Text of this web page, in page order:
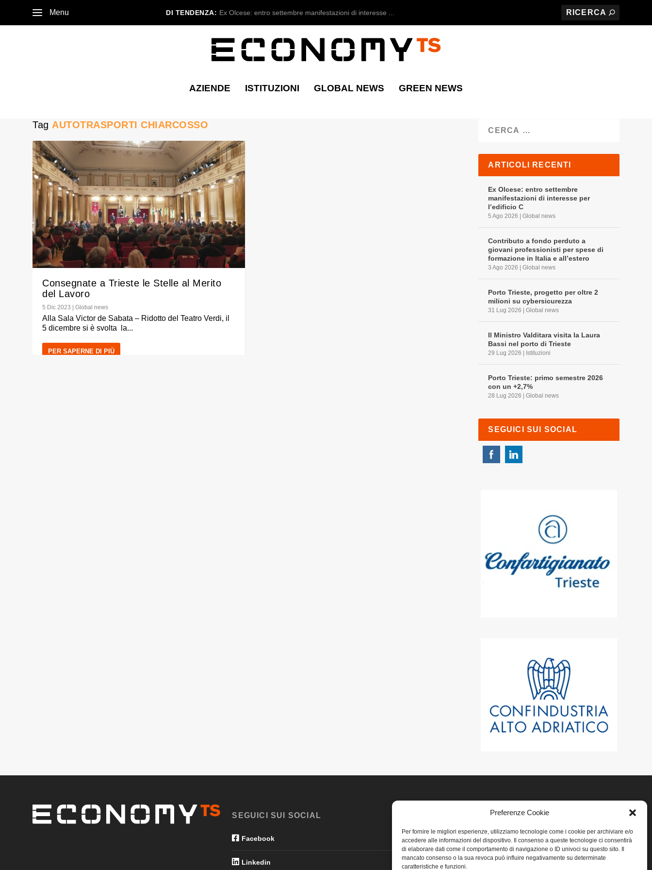
Preferenze Cookie
Per fornire le migliori esperienze, utilizziamo tecnologie come i cookie per archiviare e/o
accedere alle informazioni del dispositivo. Il consenso a queste tecnologie ci consentirà
di elaborare dati come il comportamento di navigazione o ID univoci su questo sito. Il
mancato consenso o la sua revoca può influire negativamente su determinate
caratteristiche e funzioni.
Menu DI TENDENZA: Ex Olcese: entro settembre manifestazioni di interesse ...
AZIENDE ISTITUZIONI GLOBAL NEWS GREEN NEWS
Tag AUTOTRASPORTI CHIARCOSSO
Consegnate a Trieste le Stelle al Merito
del Lavoro
5 Dic 2023 |Global news
Alla Sala Victor de Sabata – Ridotto del Teatro Verdi, il
5 dicembre si è svolta la...
PER SAPERNE DI PIÙ
ARTICOLI RECENTI
Ex Olcese: entro settembre
manifestazioni di interesse per
l’edificio C
5 Ago 2026 |Global news
Contributo a fondo perduto a
giovani professionisti per spese di
formazione in Italia e all’estero
3 Ago 2026 |Global news
Porto Trieste, progetto per oltre 2
milioni su cybersicurezza
31 Lug 2026 |Global news
Il Ministro Valditara visita la Laura
Bassi nel porto di Trieste
29 Lug 2026 Istituzioni
Porto Trieste: primo semestre 2026
con un +2,7%
28 Lug 2026 |Global news
SEGUICI SUI SOCIAL
SEGUICI SUI SOCIAL
Facebook
Linkedin
Home
Privacy